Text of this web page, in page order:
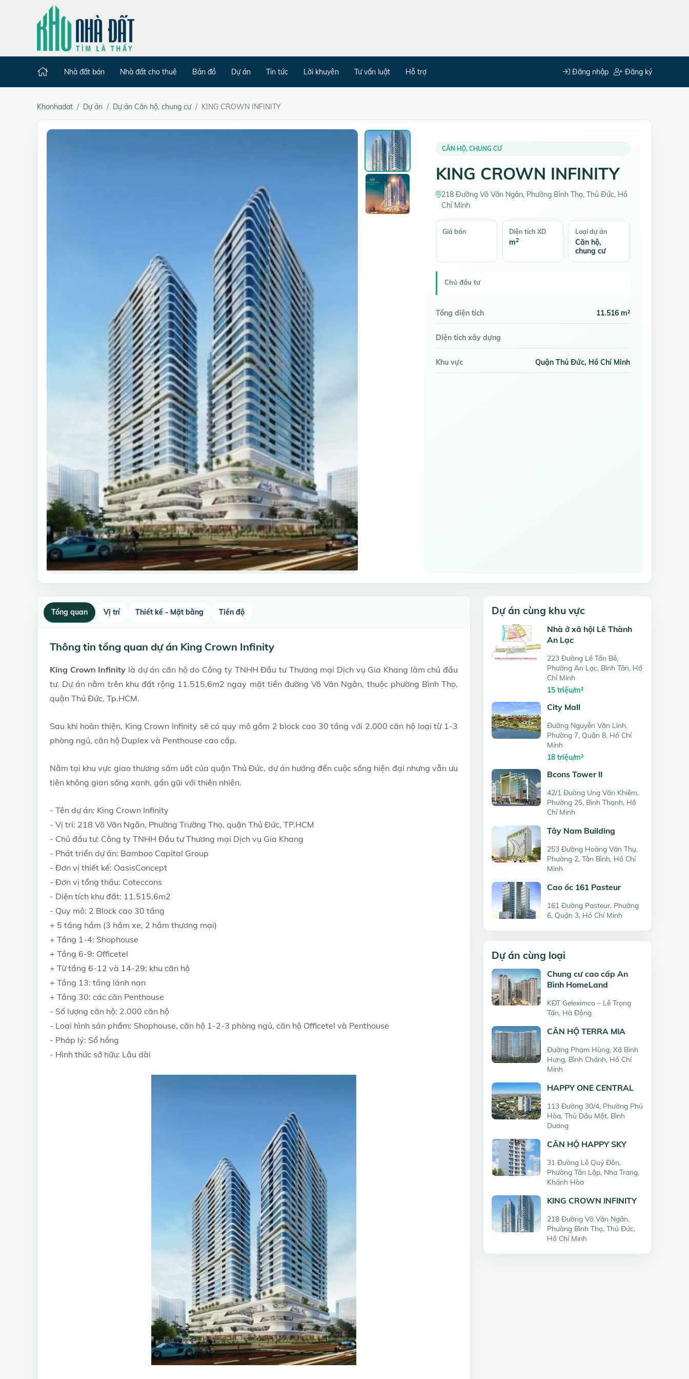
Nhà đất bán Nhà đất cho thuê Bản đồ Dự án Tin tức Lời khuyên Tư vấn luật Hỗ trợ Đăng nhập Đăng ký
Khonhadat Dự án Dự án Căn hộ, chung cư KING CROWN INFINITY
CĂN HỘ, CHUNG CƯ
KING CROWN INFINITY
218 Đường Võ Văn Ngân, Phường Bình Thọ, Thủ Đức, Hồ
Chí Minh
Giá bán Diện tích XD
m2
Loại dự án
Căn hộ,
chung cư
Chủ đầu tư
Tổng diện tích 11.516 m²
Diện tích xây dựng
Khu vực Quận Thủ Đức, Hồ Chí Minh
Tổng quan Vị trí Thiết kế - Mặt bằng Tiến độ
Thông tin tổng quan dự án King Crown Infinity
King Crown Infinity là dự án căn hộ do Công ty TNHH Đầu tư Thương mại Dịch vụ Gia Khang làm chủ đầu
tư. Dự án nằm trên khu đất rộng 11.515,6m2 ngay mặt tiền đường Võ Văn Ngân, thuộc phường Bình Thọ,
quận Thủ Đức, Tp.HCM.
Sau khi hoàn thiện, King Crown Infinity sẽ có quy mô gồm 2 block cao 30 tầng với 2.000 căn hộ loại từ 1-3
phòng ngủ, căn hộ Duplex và Penthouse cao cấp.
Nằm tại khu vực giao thương sầm uất của quận Thủ Đức, dự án hướng đến cuộc sống hiện đại nhưng vẫn ưu
tiên không gian sống xanh, gần gũi với thiên nhiên.
- Tên dự án: King Crown Infinity
- Vị trí: 218 Võ Văn Ngân, Phường Trường Thọ, quận Thủ Đức, TP.HCM
- Chủ đầu tư: Công ty TNHH Đầu tư Thương mại Dịch vụ Gia Khang
- Phát triển dự án: Bamboo Capital Group
- Đơn vị thiết kế: OasisConcept
- Đơn vị tổng thầu: Coteccons
- Diện tích khu đất: 11.515,6m2
- Quy mô: 2 Block cao 30 tầng
+ 5 tầng hầm (3 hầm xe, 2 hầm thương mại)
+ Tầng 1-4: Shophouse
+ Tầng 6-9: Officetel
+ Từ tầng 6-12 và 14-29: khu căn hộ
+ Tầng 13: tầng lánh nạn
+ Tầng 30: các căn Penthouse
- Số lượng căn hộ: 2.000 căn hộ
- Loại hình sản phẩm: Shophouse, căn hộ 1-2-3 phòng ngủ, căn hộ Officetel và Penthouse
- Pháp lý: Sổ hồng
- Hình thức sở hữu: Lâu dài
Dự án cùng khu vực
Nhà ở xã hội Lê Thành
An Lạc
223 Đường Lê Tấn Bê,
Phường An Lạc, Bình Tân, Hồ
Chí Minh
15 triệu/m²
City Mall
Đường Nguyễn Văn Linh,
Phường 7, Quận 8, Hồ Chí
Minh
18 triệu/m²
Bcons Tower II
42/1 Đường Ung Văn Khiêm,
Phường 25, Bình Thạnh, Hồ
Chí Minh
Tây Nam Building
253 Đường Hoàng Văn Thụ,
Phường 2, Tân Bình, Hồ Chí
Minh
Cao ốc 161 Pasteur
161 Đường Pasteur, Phường
6, Quận 3, Hồ Chí Minh
Dự án cùng loại
Chung cư cao cấp An
Bình HomeLand
KĐT Geleximco – Lê Trọng
Tấn, Hà Đông
CĂN HỘ TERRA MIA
Đường Phạm Hùng, Xã Bình
Hưng, Bình Chánh, Hồ Chí
Minh
HAPPY ONE CENTRAL
113 Đường 30/4, Phường Phú
Hòa, Thủ Dầu Một, Bình
Dương
CĂN HỘ HAPPY SKY
31 Đường Lê Quý Đôn,
Phường Tân Lập, Nha Trang,
Khánh Hòa
KING CROWN INFINITY
218 Đường Võ Văn Ngân,
Phường Bình Thọ, Thủ Đức,
Hồ Chí Minh